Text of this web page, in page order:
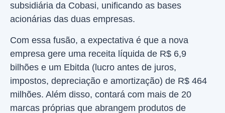
subsidiária da Cobasi, unificando as bases
acionárias das duas empresas.
Com essa fusão, a expectativa é que a nova
empresa gere uma receita líquida de R$ 6,9
bilhões e um Ebitda (lucro antes de juros,
impostos, depreciação e amortização) de R$ 464
milhões. Além disso, contará com mais de 20
marcas próprias que abrangem produtos de